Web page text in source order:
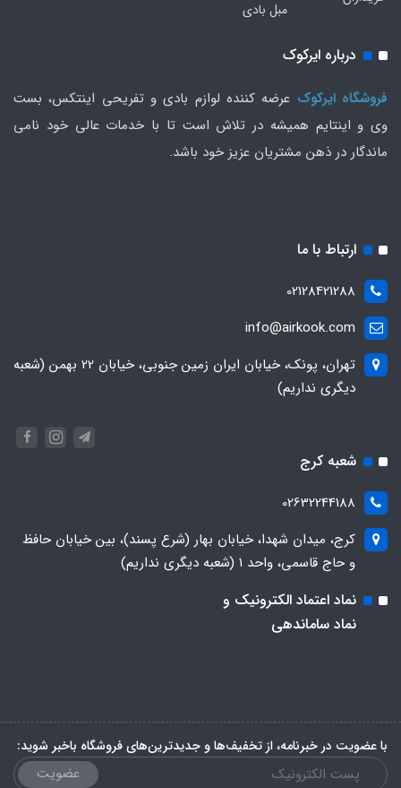
مبل بادی
درباره ایرکوک
فروشگاه ایرکوک عرضه کننده لوازم بادی و تفریحی اینتکس، بست
وی و اینتایم همیشه در تلاش است تا با خدمات عالی خود نامی
ماندگار در ذهن مشتریان عزیز خود باشد.
ارتباط با ما
02128421288
info@airkook.com
تهران، پونک، خیابان ایران زمین جنوبی، خیابان 22 بهمن (شعبه
دیگری نداریم)
شعبه کرج
02632244188
کرج، میدان شهدا، خیابان بهار (شرع پسند)، بین خیابان حافظ
و حاج قاسمی، واحد ۱ (شعبه دیگری نداریم)
نماد اعتماد الکترونیک و
نماد ساماندهی
با عضویت در خبرنامه، از تخفیف‌ها و جدیدترین‌های فروشگاه باخبر شوید:
عضویت